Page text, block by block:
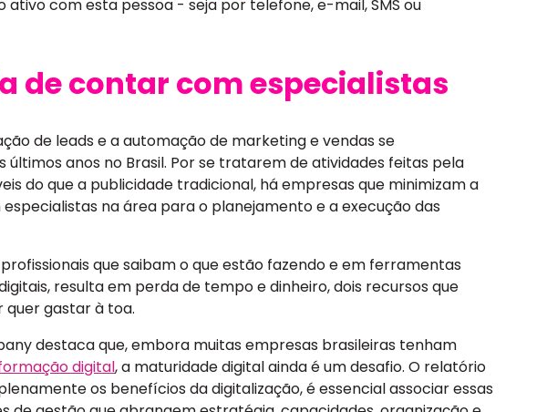
com esta pessoa - seja por telefone, e-mail, SMS ou
de contar com especialistas
de leads e a automação de marketing e vendas se
anos no Brasil. Por se tratarem de atividades feitas pela
do que a publicidade tradicional, há empresas que minimizam a
na área para o planejamento e a execução das
que saibam o que estão fazendo e em ferramentas
resulta em perda de tempo e dinheiro, dois recursos que
gastar à toa.
destaca que, embora muitas empresas brasileiras tenham
digital, a maturidade digital ainda é um desafio. O relatório
os benefícios da digitalização, é essencial associar essas